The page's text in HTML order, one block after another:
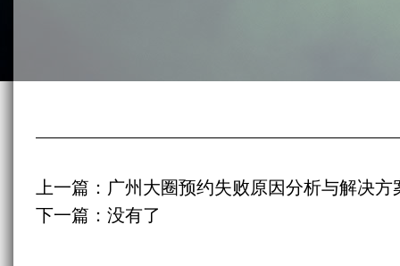
上一篇： 广州大圈预约失败原因分析与解决方
下一篇：没有了